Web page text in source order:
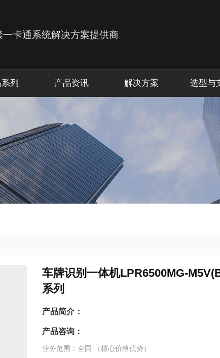
列 产品资讯 解决方案 选型与
车牌识别一体机LPR6500MG-
系列
产品简介：
产品咨询：
业务范围：全国 （核心价格优势）